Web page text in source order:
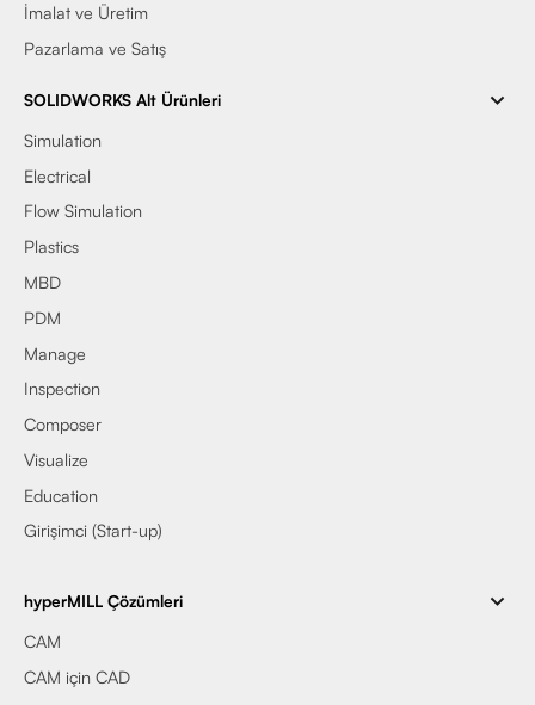
İmalat ve Üretim
Pazarlama ve Satış
SOLIDWORKS Alt Ürünleri
Simulation
Electrical
Flow Simulation
Plastics
MBD
PDM
Manage
Inspection
Composer
Visualize
Education
Girişimci (Start-up)
hyperMILL Çözümleri
CAM
CAM için CAD